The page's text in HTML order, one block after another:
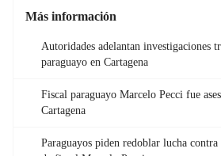
Más información
Autoridades adelantan investigaciones
paraguayo en Cartagena
Fiscal paraguayo Marcelo Pecci fue
Cartagena
Paraguayos piden redoblar lucha